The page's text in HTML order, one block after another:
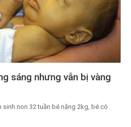
sáng nhưng vẫn bị vàng
non 32 tuần bé nặng 2kg, bé có